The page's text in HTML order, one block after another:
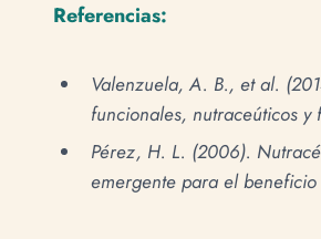
Referencias:
Valenzuela, A. B., et al.
funcionales, nutraceúticos y
Pérez, H. L. (2006).
emergente para el